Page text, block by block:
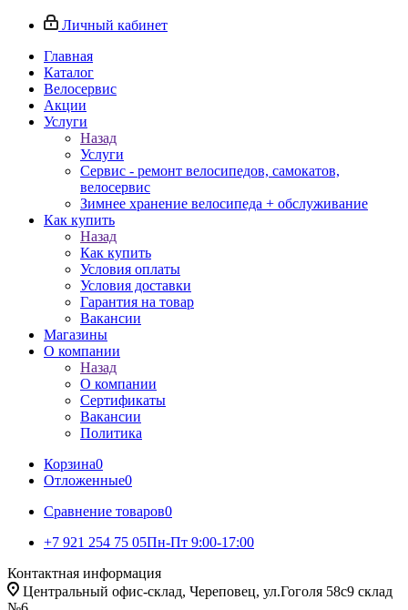
Личный кабинет
Главная
Каталог
Велосервис
Акции
Услуги
Назад
Услуги
Сервис - ремонт велосипедов, самокатов,
велосервис
Зимнее хранение велосипеда + обслуживание
Как купить
Назад
Как купить
Условия оплаты
Условия доставки
Гарантия на товар
Вакансии
Магазины
О компании
Назад
О компании
Сертификаты
Вакансии
Политика
Корзина0
Отложенные0
Сравнение товаров0
+7 921 254 75 05Пн-Пт 9:00-17:00
Контактная информация
Центральный офис-склад, Череповец, ул.Гоголя 58с9 склад